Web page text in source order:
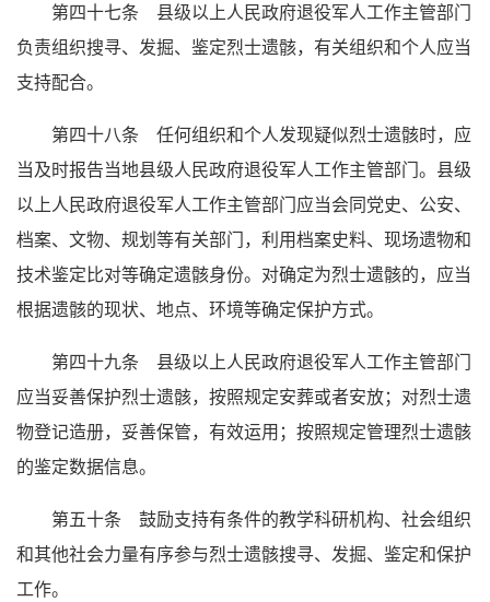
第四十七条 县级以上人民政府退役军人工作主管部门
负责组织搜寻、发掘、鉴定烈士遗骸，有关组织和个人应当
支持配合。
第四十八条 任何组织和个人发现疑似烈士遗骸时，应
当及时报告当地县级人民政府退役军人工作主管部门。县级
以上人民政府退役军人工作主管部门应当会同党史、公安、
档案、文物、规划等有关部门，利用档案史料、现场遗物和
技术鉴定比对等确定遗骸身份。对确定为烈士遗骸的，应当
根据遗骸的现状、地点、环境等确定保护方式。
第四十九条 县级以上人民政府退役军人工作主管部门
应当妥善保护烈士遗骸，按照规定安葬或者安放；对烈士遗
物登记造册，妥善保管，有效运用；按照规定管理烈士遗骸
的鉴定数据信息。
第五十条 鼓励支持有条件的教学科研机构、社会组织
和其他社会力量有序参与烈士遗骸搜寻、发掘、鉴定和保护
工作。